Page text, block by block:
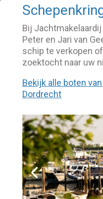
Bij
Peter en Jari van
schip te verkopen
zoektocht naar uw
Bekijk alle boten
Dordrecht